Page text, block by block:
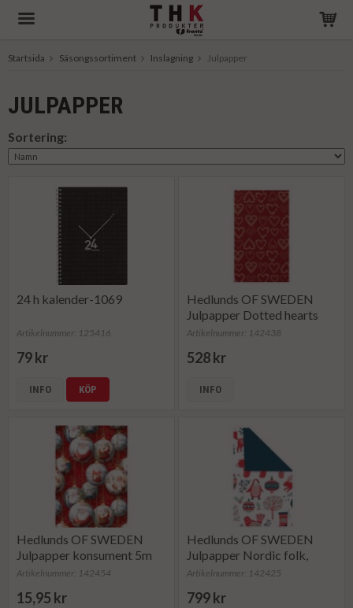
Startsida Säsongssortiment Inslagning Julpapper
JULPAPPER
Sortering:
24 h kalender-1069
Artikelnummer: 125416
79 kr
INFO KÖP
Hedlunds OF SWEDEN
Julpapper Dotted hearts
(rulle om 165 m)
Artikelnummer: 142438
528 kr
INFO
Hedlunds OF SWEDEN
Julpapper konsument 5m
(rulle om 5 m)
Artikelnummer: 142454
15,95 kr
Hedlunds OF SWEDEN
Julpapper Nordic folk,
dubbelsidig (rulle om 154
Artikelnummer: 142425
799 kr